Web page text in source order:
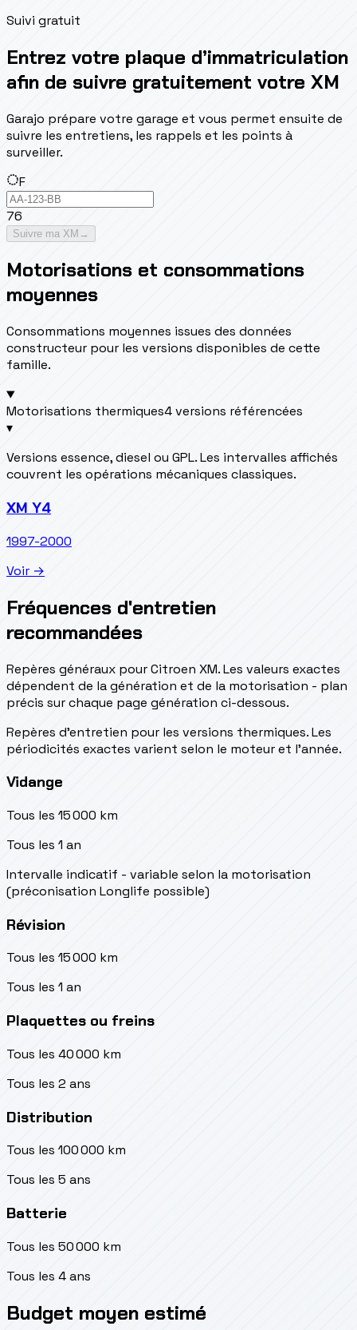
Suivi gratuit
Entrez votre plaque d’immatriculation
afin de suivre gratuitement votre XM
Garajo prépare votre garage et vous permet ensuite de
suivre les entretiens, les rappels et les points à
surveiller.
F
76
Suivre ma XM →
Motorisations et consommations
moyennes
Consommations moyennes issues des données
constructeur pour les versions disponibles de cette
famille.
Motorisations thermiques4 versions référencées
▾
Versions essence, diesel ou GPL. Les intervalles affichés
couvrent les opérations mécaniques classiques.
XM Y4
1997-2000
Voir →
Fréquences d'entretien
recommandées
Repères généraux pour Citroen XM. Les valeurs exactes
dépendent de la génération et de la motorisation - plan
précis sur chaque page génération ci-dessous.
Repères d’entretien pour les versions thermiques. Les
périodicités exactes varient selon le moteur et l’année.
Vidange
Tous les 15 000 km
Tous les 1 an
Intervalle indicatif - variable selon la motorisation
(préconisation Longlife possible)
Révision
Tous les 15 000 km
Tous les 1 an
Plaquettes ou freins
Tous les 40 000 km
Tous les 2 ans
Distribution
Tous les 100 000 km
Tous les 5 ans
Batterie
Tous les 50 000 km
Tous les 4 ans
Budget moyen estimé